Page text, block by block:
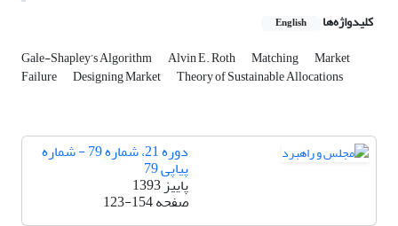
کلیدواژه‌ها English
Gale-Shapley’s Algorithm Alvin E. Roth Matching Market
Failure Designing Market Theory of Sustainable Allocations
دوره 21، شماره 79 - شماره
پیاپی 79
پاییز 1393
صفحه123-154